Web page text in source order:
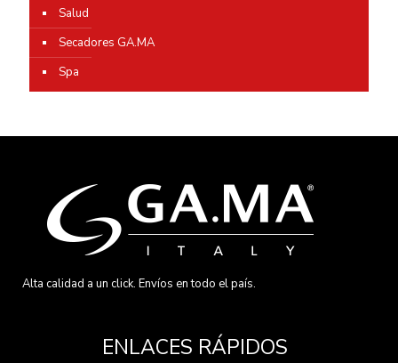
Salud
Secadores GA.MA
Spa
Alta calidad a un click. Envíos en todo el país.
ENLACES RÁPIDOS